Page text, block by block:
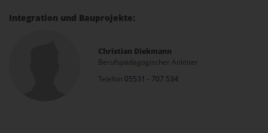
Integration und Bauprojekte:
Christian Diekmann
Berufspädagogischer Anleiter
Telefon 05531 - 707 534